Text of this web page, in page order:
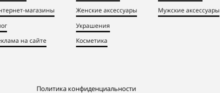
магазины
на сайте
Женские аксессуары
Украшения
Косметика
Мужские аксессуары
Политика конфиденциальности